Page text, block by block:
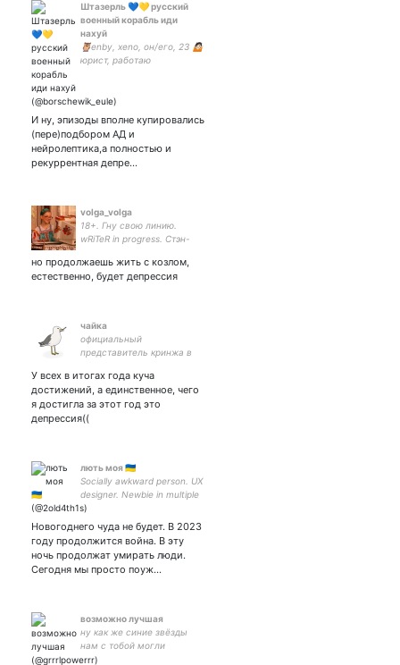
Штазерль 💙💛 русский
военный корабль иди
нахуй
🦉enby, xeno, он/его, 23 🤷🏻
юрист, работаю
"нацуклон", со своим
масква delenda est
И ну, эпизоды вполне купировались
(пере)подбором АД и
нейролептика,а полностью и
рекуррентная депре…
volga_volga
18+. Гну свою линию.
wRiTeR in progress. Стэн-
литературы, хейт-аккаунт
дэй джобы.
но продолжаешь жить с козлом,
естественно, будет депрессия
чайка
официальный
представитель кринжа в
геншину
У всех в итогах года куча
достижений, а единственное, чего
я достигла за этот год это
депрессия((
лють моя 🇺🇦
Socially awkward person. UX
designer. Newbie in multiple
games. Mom of my best
Новогоднего чуда не будет. В 2023
году продолжится война. В эту
ночь продолжат умирать люди.
Сегодня мы просто поуж…
возможно лучшая
ну как же синие звёзды
нам с тобой могли
присниться